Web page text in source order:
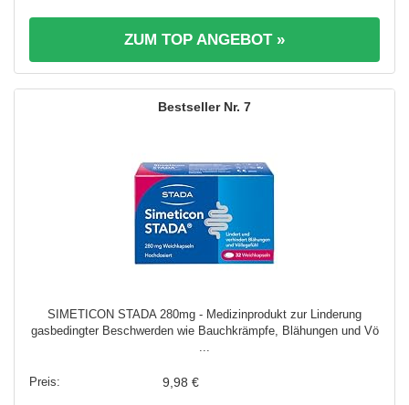
ZUM TOP ANGEBOT »
7
SIMETICON STADA 280mg - Medizinprodukt zur Linderung
gasbedingter Beschwerden wie Bauchkrämpfe, Blähungen und Vö
...
9,98 €